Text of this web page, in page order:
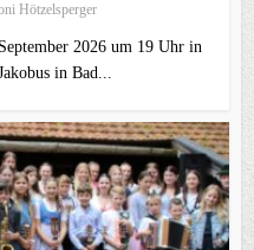
Hötzelsperger
2026 um 19 Uhr in
in Bad...